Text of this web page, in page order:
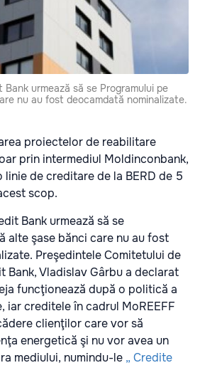
Bank urmează să se Programului pe
nu au fost deocamdată nominalizate.
proiectelor de reabilitare
prin intermediul Moldinconbank,
de creditare de la BERD de 5
scop.
Bank urmează să se
alte şase bănci care nu au fost
Preşedintele Comitetului de
Bank, Vladislav Gârbu a declarat
funcţionează după o politică a
iar creditele în cadrul MoREEFF
clienţilor care vor să
energetică şi nu vor avea un
mediului, numindu-le „ Credite